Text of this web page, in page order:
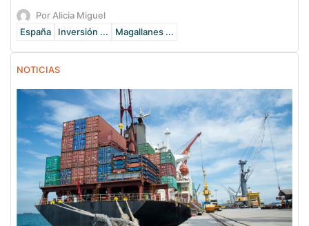
Por Alicia Miguel
España
Inversión ... Magallanes ...
NOTICIAS